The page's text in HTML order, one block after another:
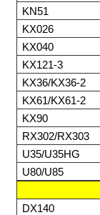
KN51
KX026
KX040
KX121-3
KX36/KX36-2
KX61/KX61-2
KX90
RX302/RX303
U35/U35HG
U80/U85
DX140